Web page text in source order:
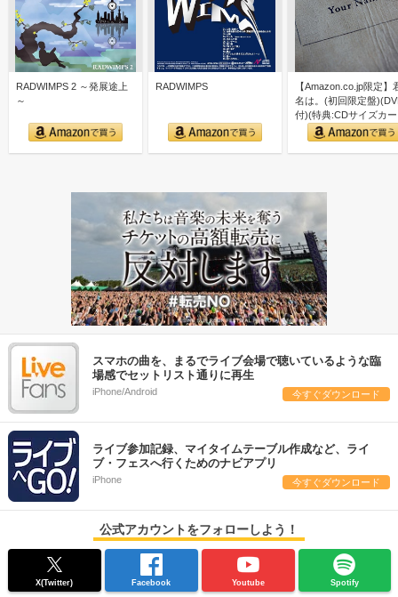
RADWIMPS 2 ～発展途上
～
RADWIMPS
【Amazon.co.jp限定】
名は。(初回限定盤
付)(特典:CDサイズカ
「なん…
スマホの曲を、まるでライブ会場で聴いているような臨
場感でセットリスト通りに再生
iPhone/Android 今すぐダウンロード
ライブ参加記録、マイタイムテーブル作成など、ライ
ブ・フェスへ行くためのナビアプリ
iPhone 今すぐダウンロード
公式アカウントをフォローしよう！
X(Twitter) Facebook Youtube Spotify